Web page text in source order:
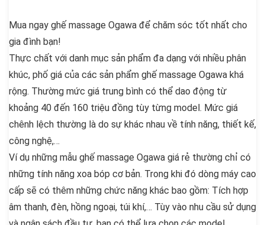
Mua ngay ghế massage Ogawa để chăm sóc tốt nhất cho
gia đình bạn!
Thực chất với danh mục sản phẩm đa dạng với nhiều phân
khúc, phố giá của các sản phẩm ghế massage Ogawa khá
rộng. Thường mức giá trung bình có thể dao động từ
khoảng 40 đến 160 triệu đồng tùy từng model. Mức giá
chênh lệch thường là do sự khác nhau về tính năng, thiết kế,
công nghệ,…
Ví dụ những mẫu ghế massage Ogawa giá rẻ thường chỉ có
những tính năng xoa bóp cơ bản. Trong khi đó dòng máy cao
cấp sẽ có thêm những chức năng khác bao gồm: Tích hợp
âm thanh, đèn, hồng ngoại, túi khí,… Tùy vào nhu cầu sử dụng